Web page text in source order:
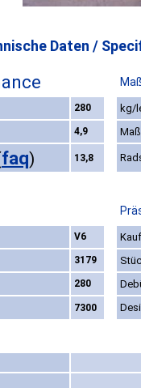
Daten /
280
kg/
4,9
faq) 13,8
V6
3179
280
7300